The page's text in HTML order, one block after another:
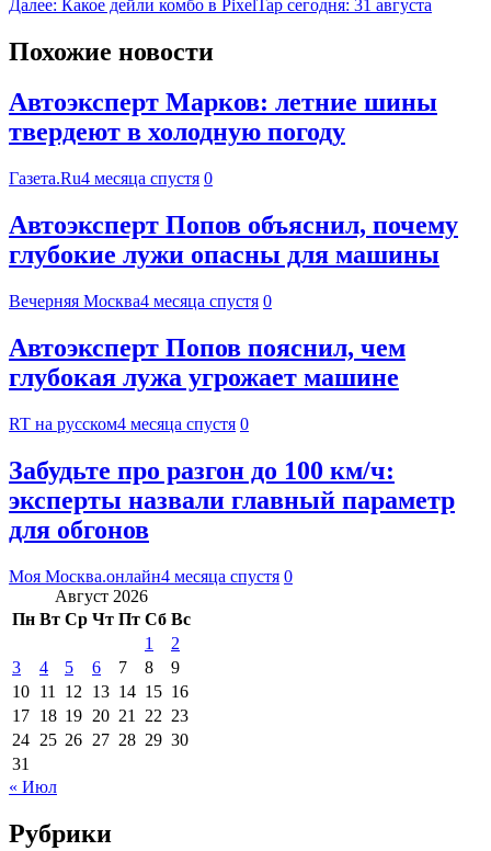
Далее: Какое дейли комбо в PixelTap сегодня: 31 августа
Похожие новости
Автоэксперт Марков: летние шины
твердеют в холодную погоду
Газета.Ru4 месяца спустя 0
Автоэксперт Попов объяснил, почему
глубокие лужи опасны для машины
Вечерняя Москва4 месяца спустя 0
Автоэксперт Попов пояснил, чем
глубокая лужа угрожает машине
RT на русском4 месяца спустя 0
Забудьте про разгон до 100 км/ч:
эксперты назвали главный параметр
для обгонов
Моя Москва.онлайн4 месяца спустя 0
Август 2026
Пн Вт Ср Чт Пт Сб Вс
1
2
3
4 5 6 7 8
9
10 11 12 13 14 15 16
17 18 19 20 21 22 23
24 25 26 27 28 29 30
31
« Июл
Рубрики